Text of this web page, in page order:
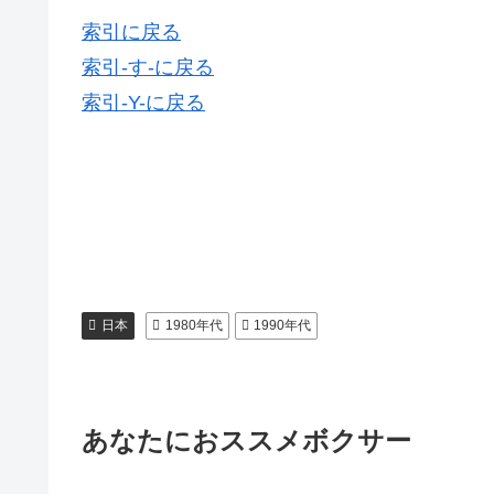
索引に戻る
索引-す-に戻る
索引-Y-に戻る
日本 1980年代 1990年代
あなたにおススメボクサー